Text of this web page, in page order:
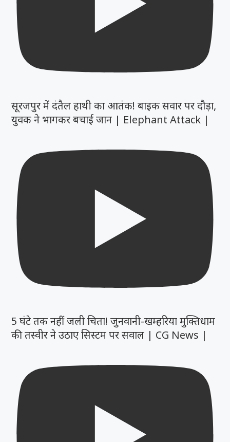
सूरजपुर में दंतैल हाथी का आतंक! बाइक सवार पर दौड़ा,
युवक ने भागकर बचाई जान | Elephant Attack |
5 घंटे तक नहीं जली चिता! जुनवानी-खम्हरिया मुक्तिधाम
की तस्वीर ने उठाए सिस्टम पर सवाल | CG News |